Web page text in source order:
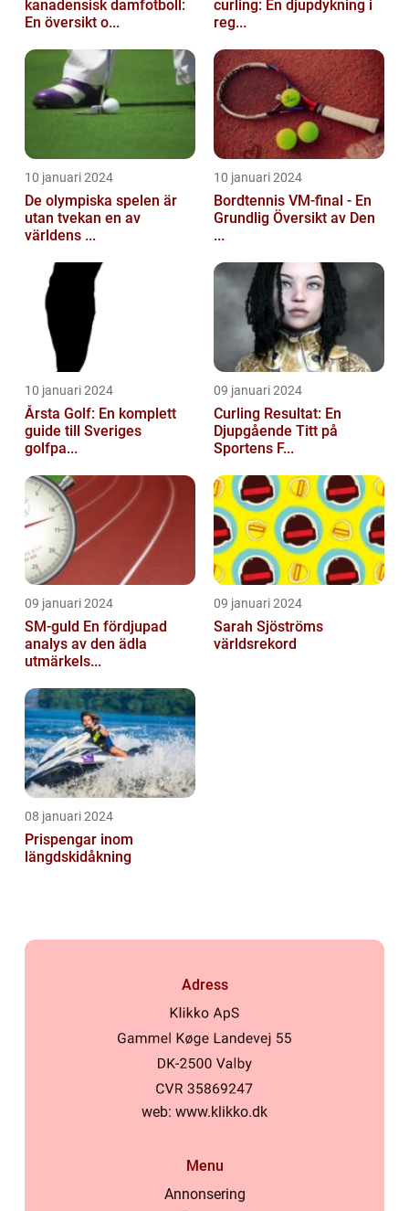
kanadensisk damfotboll:
En översikt o...
curling: En djupdykning i
reg...
10 januari 2024
De olympiska spelen är
utan tvekan en av
världens ...
10 januari 2024
Bordtennis VM-final - En
Grundlig Översikt av Den
...
10 januari 2024
Årsta Golf: En komplett
guide till Sveriges
golfpa...
09 januari 2024
Curling Resultat: En
Djupgående Titt på
Sportens F...
09 januari 2024
SM-guld En fördjupad
analys av den ädla
utmärkels...
09 januari 2024
Sarah Sjöströms
världsrekord
08 januari 2024
Prispengar inom
längdskidåkning
Adress
web: www.klikko.dk
Menu
Annonsering